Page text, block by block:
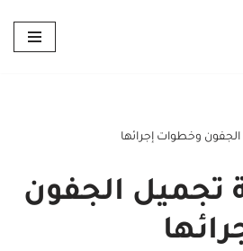
الجفون وخطوات إجرائها
تجميل الجفون